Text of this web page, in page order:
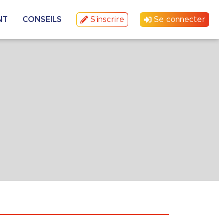
CONSEILS S’inscrire Se connecter